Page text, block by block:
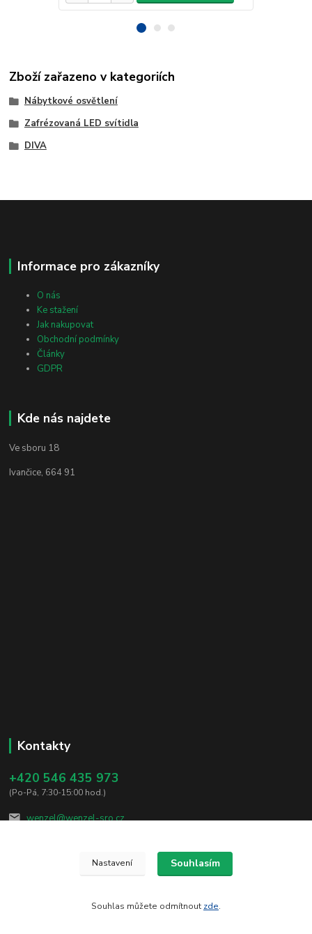
Zboží zařazeno v kategoriích
Nábytkové osvětlení
Zafrézovaná LED svítidla
DIVA
Informace pro zákazníky
O nás
Ke stažení
Jak nakupovat
Obchodní podmínky
Články
GDPR
Kde nás najdete
Ve sboru 18
Ivančice, 664 91
Kontakty
+420 546 435 973
(Po-Pá, 7:30-15:00 hod.)
wenzel@wenzel-sro.cz
Nastavení Souhlasím
Souhlas můžete odmítnout zde.